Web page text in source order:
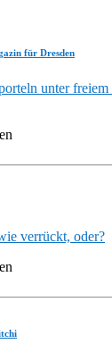
für Dresden
unter
verrückt, oder?